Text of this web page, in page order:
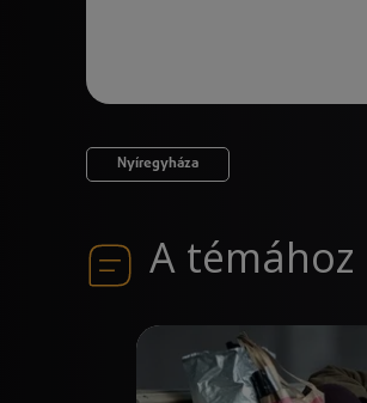
Nyíregyháza
A témához